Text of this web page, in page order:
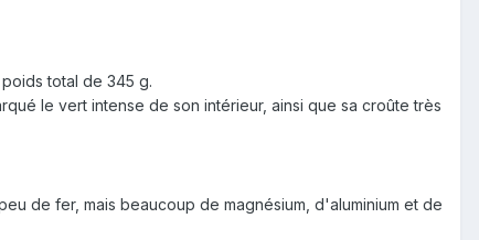
total de 345 g.
le vert intense de son intérieur, ainsi que sa croûte très
de fer, mais beaucoup de magnésium, d'aluminium et de